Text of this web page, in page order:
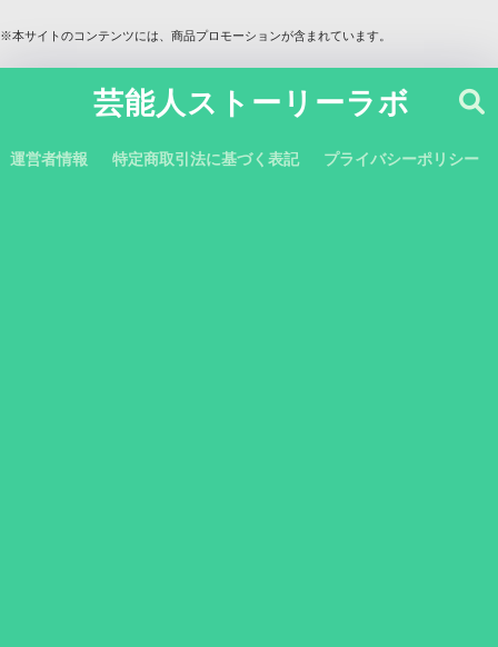
※本サイトのコンテンツには、商品プロモーションが含まれています。
芸能人ストーリーラボ
運営者情報 特定商取引法に基づく表記 プライバシーポリシー